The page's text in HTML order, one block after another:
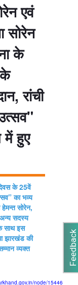
एवं
सोरेन
के
रांची
में हुए
के 25वें
का भव्य
सोरेन,
अन्य सदस्य
साथ इस
झारखंड की
व्यक्त
node/15446
Feedback